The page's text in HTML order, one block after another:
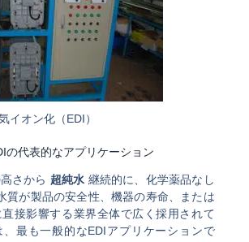
イオン化（EDI）
の代表的なアプリケーション
さから 超純水 継続的に、化学薬品なし
質が製品の安全性、機器の寿命、または
接影響する業界全体で広く採用されて
、最も一般的なEDIアプリケーションで